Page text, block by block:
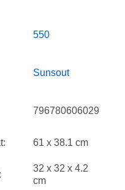
550
Sunsout
796780606029
61 x 38.1 cm
32 x 32 x 4.2
cm